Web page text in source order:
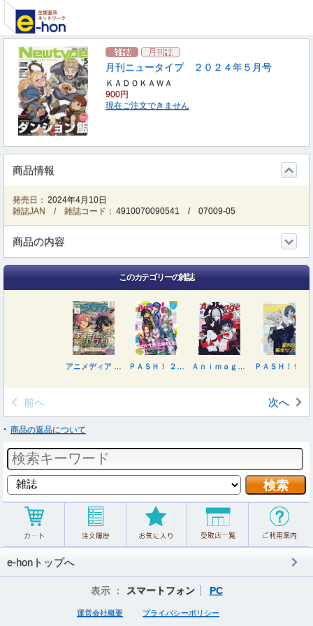
月刊ニュータイプ ２０２４年５月号
ＫＡＤＯＫＡＷＡ
900円
現在ご注文できません
商品情報
発売日： 2024年4月10日
雑誌JAN / 雑誌コード： 4910070090541 /07009-05
商品の内容
このカテゴリーの雑誌
前へ 次へ
商品の返品について
e-honトップへ
表示 ： スマートフォン PC
運営会社概要 プライバシーポリシー